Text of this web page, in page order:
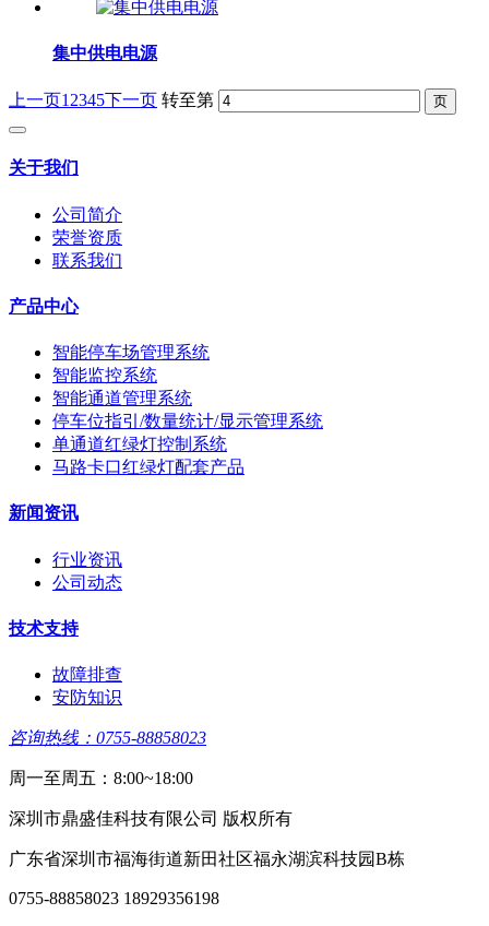
集中供电电源
上一页1 2345下一页 转至第
关于我们
公司简介
荣誉资质
联系我们
产品中心
智能停车场管理系统
智能监控系统
智能通道管理系统
停车位指引/数量统计/显示管理系统
单通道红绿灯控制系统
马路卡口红绿灯配套产品
新闻资讯
行业资讯
公司动态
技术支持
故障排查
安防知识
咨询热线：0755-88858023
周一至周五：8:00~18:00
深圳市鼎盛佳科技有限公司 版权所有
广东省深圳市福海街道新田社区福永湖滨科技园B栋
0755-88858023 18929356198